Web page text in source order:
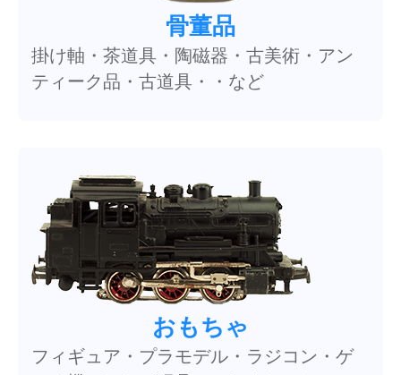
骨董品
掛け軸・茶道具・陶磁器・古美術・アン
ティーク品・古道具・・など
おもちゃ
フィギュア・プラモデル・ラジコン・ゲ